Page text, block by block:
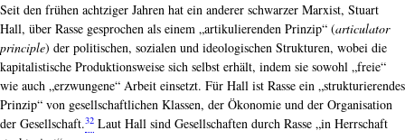
Seit den frühen achtziger Jahren hat ein anderer schwarzer Marxist, Stuart
Hall, über Rasse gesprochen als einem „artikulierenden Prinzip“ (articulator
principle) der politischen, sozialen und ideologischen Strukturen, wobei die
kapitalistische Produktionsweise sich selbst erhält, indem sie sowohl „freie“
wie auch „erzwungene“ Arbeit einsetzt. Für Hall ist Rasse ein „strukturierendes
Prinzip“ von gesellschaftlichen Klassen, der Ökonomie und der Organisation
der Gesellschaft.32 Laut Hall sind Gesellschaften durch Rasse „in Herrschaft